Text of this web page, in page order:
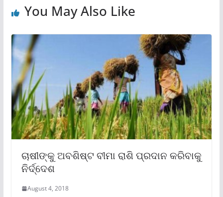
You May Also Like
ଚାଷୀଙ୍କୁ ଅବଶିଷ୍ଟ ବୀମା ରାଶି ପ୍ରଦାନ କରିବାକୁ
ନିର୍ଦ୍ଦେଶ
August 4, 2018